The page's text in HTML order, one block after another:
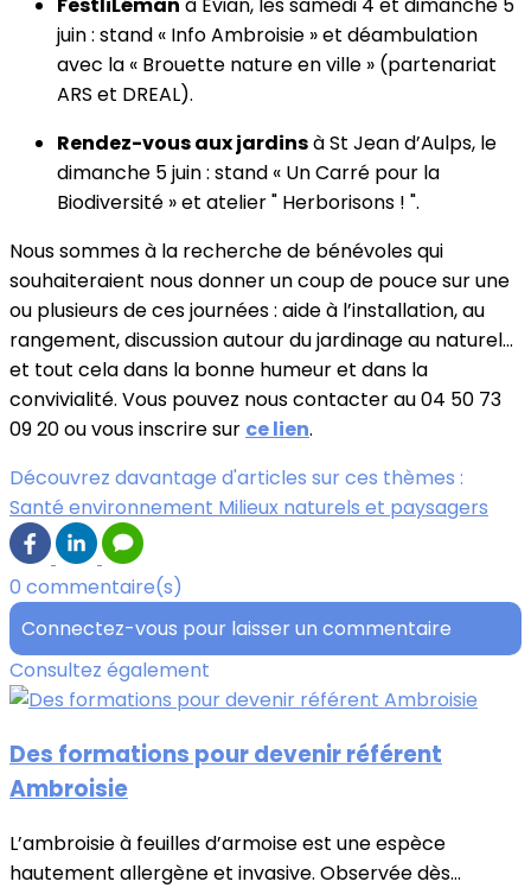
FestliLéman à Evian, les samedi 4 et dimanche 5
juin : stand « Info Ambroisie » et déambulation
avec la « Brouette nature en ville » (partenariat
ARS et DREAL).
Rendez-vous aux jardinsà St Jean d’Aulps, le
dimanche 5 juin : stand « Un Carré pour la
Biodiversité » et atelier " Herborisons ! ".
Nous sommes à la recherche de bénévoles qui
souhaiteraient nous donner un coup de pouce sur une
ou plusieurs de ces journées : aide à l’installation, au
rangement, discussion autour du jardinage au naturel…
et tout cela dans la bonne humeur et dans la
convivialité. Vous pouvez nous contacter au 04 50 73
09 20 ou vous inscrire sur ce lien.
Découvrez davantage d'articles sur ces thèmes :
Santé environnement Milieux naturels et paysagers
0 commentaire(s)
Connectez-vous pour laisser un commentaire
Consultez également
Des formations pour devenir référent
Ambroisie
L’ambroisie à feuilles d’armoise est une espèce
hautement allergène et invasive. Observée dès...